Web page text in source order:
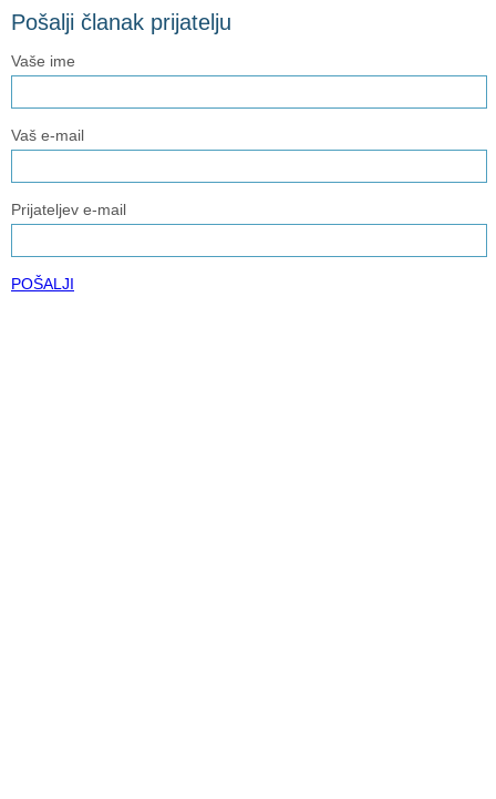
Pošalji članak prijatelju
Vaše ime
Vaš e-mail
Prijateljev e-mail
POŠALJI